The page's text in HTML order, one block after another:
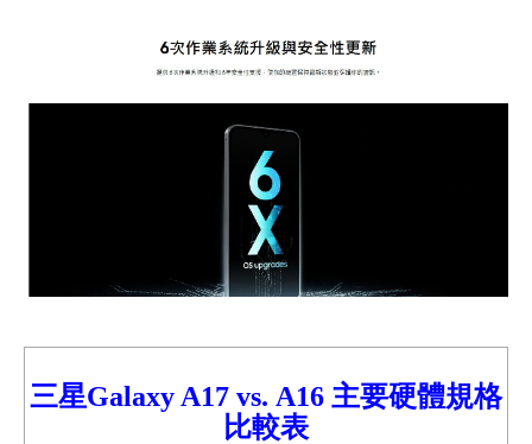
三星Galaxy A17 vs. A16 主要硬體規格
比較表